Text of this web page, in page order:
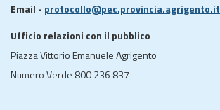
Email - protocollo@pec.provincia.agrigento.it
Ufficio relazioni con il pubblico
Piazza Vittorio Emanuele Agrigento
Numero Verde 800 236 837